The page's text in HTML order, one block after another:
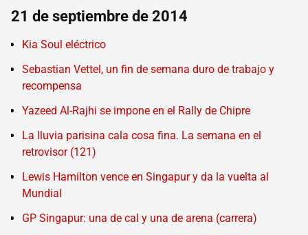
21 de septiembre de 2014
Kia Soul eléctrico
Sebastian Vettel, un fin de semana duro de trabajo y
recompensa
Yazeed Al-Rajhi se impone en el Rally de Chipre
La lluvia parisina cala cosa fina. La semana en el
retrovisor (121)
Lewis Hamilton vence en Singapur y da la vuelta al
Mundial
GP Singapur: una de cal y una de arena (carrera)